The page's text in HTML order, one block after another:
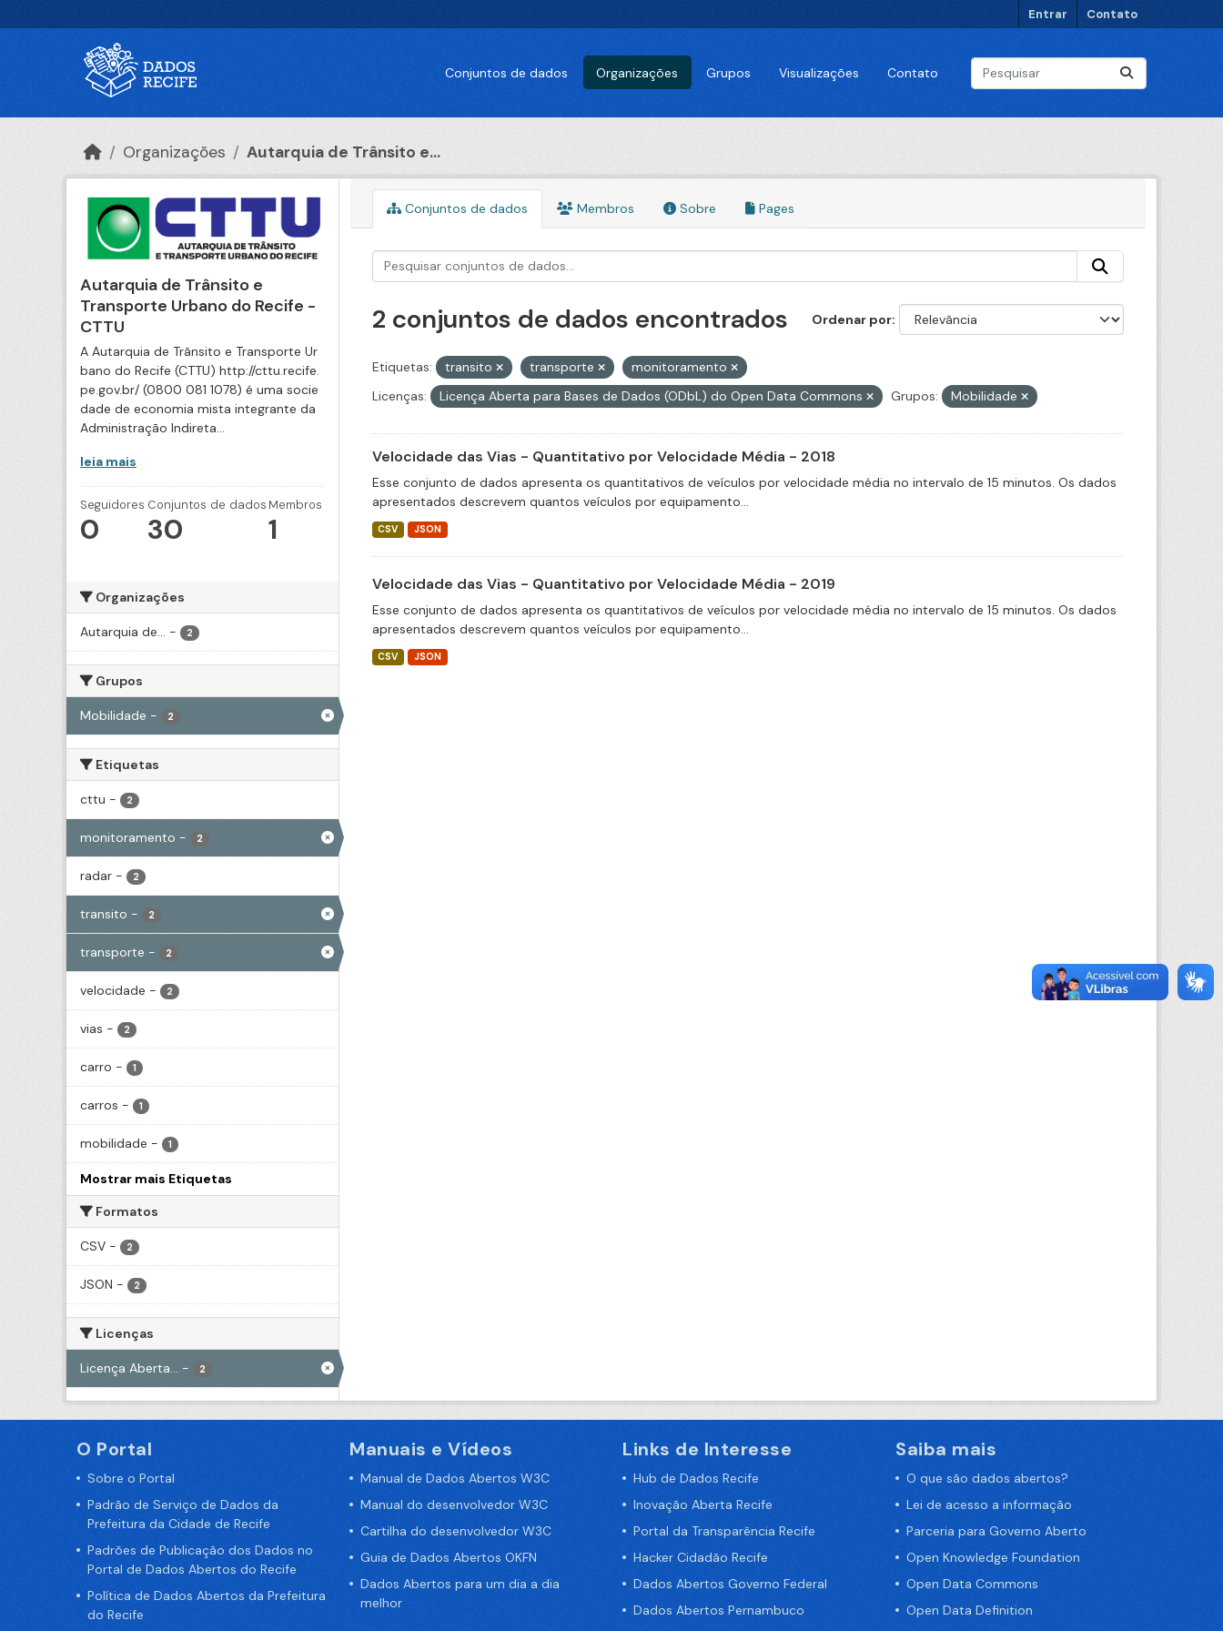
Entrar Contato
Conjuntos de dados Organizações Grupos Visualizações Contato
Organizações Autarquia de Trânsito e...
Autarquia de Trânsito e
Transporte Urbano do Recife -
CTTU
A Autarquia de Trânsito e Transporte Ur
bano do Recife (CTTU) http://cttu.recife.
pe.gov.br/ (0800 081 1078) é uma socie
dade de economia mista integrante da
Administração Indireta...
leia mais
Seguidores
0
Conjuntos de dados
30
Membros
1
Organizações
Autarquia de... - 2
Grupos
Mobilidade - 2
Etiquetas
cttu - 2
monitoramento - 2
radar - 2
transito - 2
transporte - 2
velocidade - 2
vias - 2
carro - 1
carros - 1
mobilidade - 1
Mostrar mais Etiquetas
Formatos
CSV - 2
JSON - 2
Licenças
Licença Aberta... - 2
Conjuntos de dados Membros Sobre Pages
Ordenar por
2 conjuntos de dados encontrados
Etiquetas: transito transporte
monitoramento
Licenças:
Licença Aberta para Bases de Dados (ODbL) do Open Data Commons Grupos: Mobilidade
Velocidade das Vias - Quantitativo por Velocidade Média - 2018
Esse conjunto de dados apresenta os quantitativos de veículos por velocidade média no intervalo de 15 minutos. Os dados
apresentados descrevem quantos veículos por equipamento...
CSV JSON
Velocidade das Vias - Quantitativo por Velocidade Média - 2019
Esse conjunto de dados apresenta os quantitativos de veículos por velocidade média no intervalo de 15 minutos. Os dados
apresentados descrevem quantos veículos por equipamento...
CSV JSON
O Portal
Sobre o Portal
Padrão de Serviço de Dados da
Prefeitura da Cidade de Recife
Padrões de Publicação dos Dados no
Portal de Dados Abertos do Recife
Política de Dados Abertos da Prefeitura
do Recife
Manuais e Vídeos
Manual de Dados Abertos W3C
Manual do desenvolvedor W3C
Cartilha do desenvolvedor W3C
Guia de Dados Abertos OKFN
Dados Abertos para um dia a dia
melhor
Links de Interesse
Hub de Dados Recife
Inovação Aberta Recife
Portal da Transparência Recife
Hacker Cidadão Recife
Dados Abertos Governo Federal
Dados Abertos Pernambuco
Saiba mais
O que são dados abertos?
Lei de acesso a informação
Parceria para Governo Aberto
Open Knowledge Foundation
Open Data Commons
Open Data Definition